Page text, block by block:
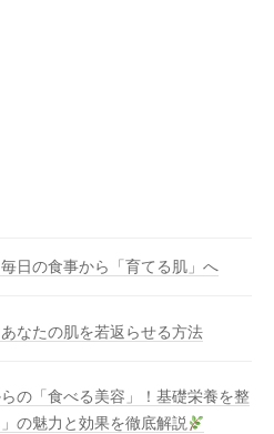
日の食事から「育てる肌」へ
なたの肌を若返らせる方法
の「食べる美容」！基礎栄養を整
の魅力と効果を徹底解説